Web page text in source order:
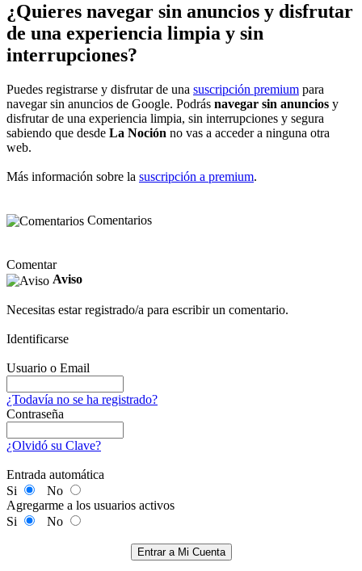
¿Quieres navegar sin anuncios y disfrutar
de una experiencia limpia y sin
interrupciones?
Puedes registrarse y disfrutar de una suscripción premium para
navegar sin anuncios de Google. Podrás navegar sin anuncios y
disfrutar de una experiencia limpia, sin interrupciones y segura
sabiendo que desde La Noción no vas a acceder a ninguna otra
web.
Más información sobre la suscripción a premium.
Comentarios
Comentar
Aviso
Necesitas estar registrado/a para escribir un comentario.
Identificarse
Usuario o Email
¿Todavía no se ha registrado?
Contraseña
¿Olvidó su Clave?
Entrada automática
Si
No
Agregarme a los usuarios activos
Si
No
Entrar a Mi Cuenta